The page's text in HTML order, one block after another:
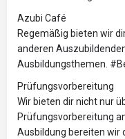
Azubi Café
Regemäßig bieten wir
anderen
Ausbildungsthemen.
Prüfungsvorbereitung
Wir bieten dir nicht nur
Prüfungsvorbereitung
Ausbildung bereiten wir